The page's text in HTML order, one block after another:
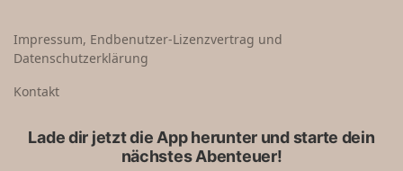
e
n
Impressum, Endbenutzer-Lizenzvertrag und
Datenschutzerklärung
Kontakt
Lade dir jetzt die App herunter und starte dein
nächstes Abenteuer!